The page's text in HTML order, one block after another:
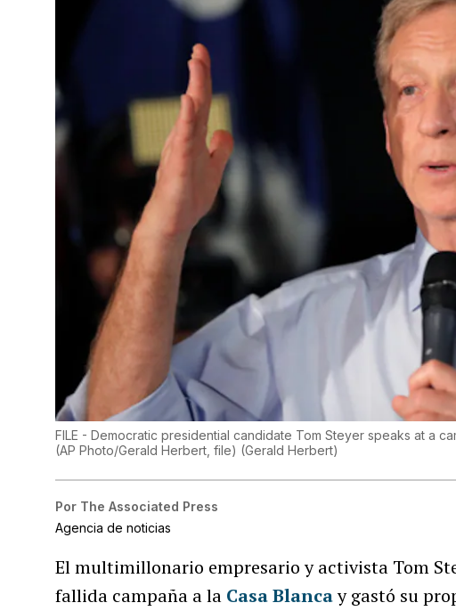
FILE - Democratic presidential candidate Tom Steyer speaks at a
(AP Photo/Gerald Herbert, file) (Gerald Herbert)
Por The Associated Press
Agencia de noticias
El multimillonario empresario y activista Tom
fallida campaña a la Casa Blancay gastó su